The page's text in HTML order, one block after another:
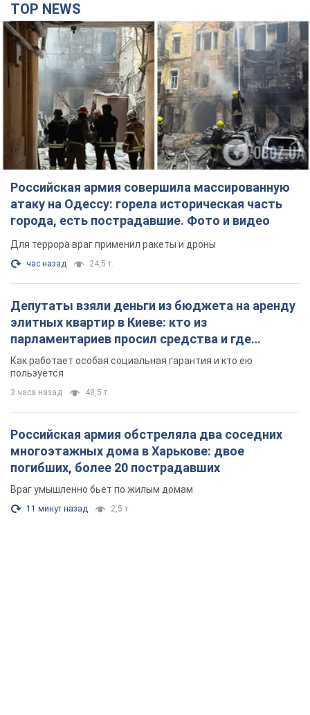
TOP NEWS
Российская армия совершила массированную
атаку на Одессу: горела историческая часть
города, есть пострадавшие. Фото и видео
Для террора враг применил ракеты и дроны
час назад 24,5 т.
Депутаты взяли деньги из бюджета на аренду
элитных квартир в Киеве: кто из
парламентариев просил средства и где
поселился
Как работает особая социальная гарантия и кто ею
пользуется
3 часа назад 48,5 т.
Российская армия обстреляла два соседних
многоэтажных дома в Харькове: двое
погибших, более 20 пострадавших
Враг умышленно бьет по жилым домам
11 минут назад 2,5 т.